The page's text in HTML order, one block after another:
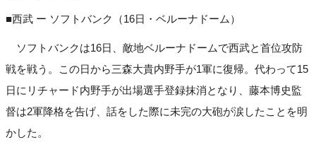
■西武 ー ソフトバンク（16日・ベルーナドーム）
ソフトバンクは16日、敵地ベルーナドームで西武と首位攻防
戦を戦う。この日から三森大貴内野手が1軍に復帰。代わって15
日にリチャード内野手が出場選手登録抹消となり、藤本博史監
督は2軍降格を告げ、話をした際に未完の大砲が涙したことを明
かした。